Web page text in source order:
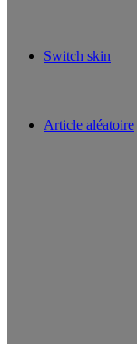
Switch skin
Article aléatoire